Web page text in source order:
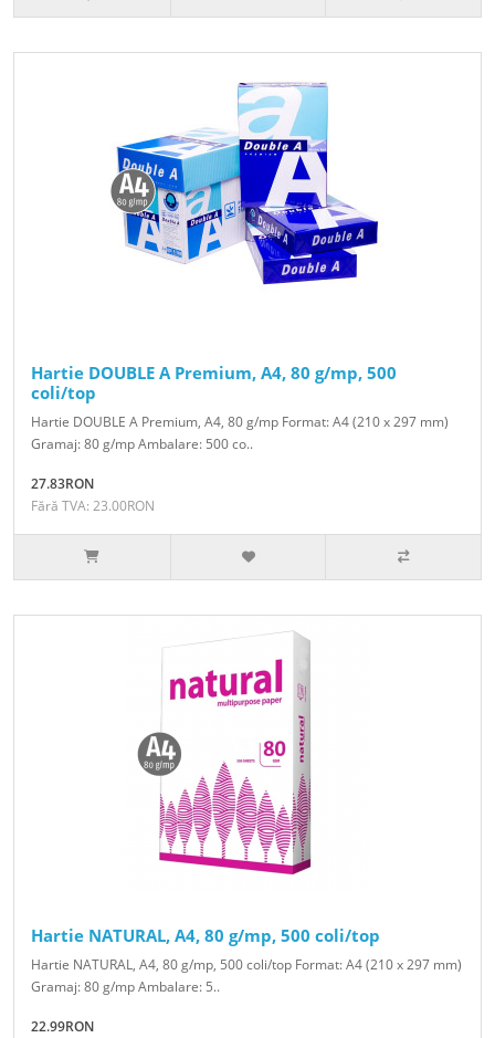
Hartie DOUBLE A Premium, A4, 80 g/mp, 500
coli/top
Hartie DOUBLE A Premium, A4, 80 g/mp Format: A4 (210 x 297 mm)
Gramaj: 80 g/mp Ambalare: 500 co..
27.83RON
Fără TVA: 23.00RON
Hartie NATURAL, A4, 80 g/mp, 500 coli/top
Hartie NATURAL, A4, 80 g/mp, 500 coli/top Format: A4 (210 x 297 mm)
Gramaj: 80 g/mp Ambalare: 5..
22.99RON